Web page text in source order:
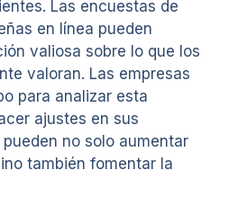
Las encuestas de
en línea pueden
valiosa sobre lo que los
valoran. Las empresas
para analizar esta
ajustes en sus
no solo aumentar
también fomentar la